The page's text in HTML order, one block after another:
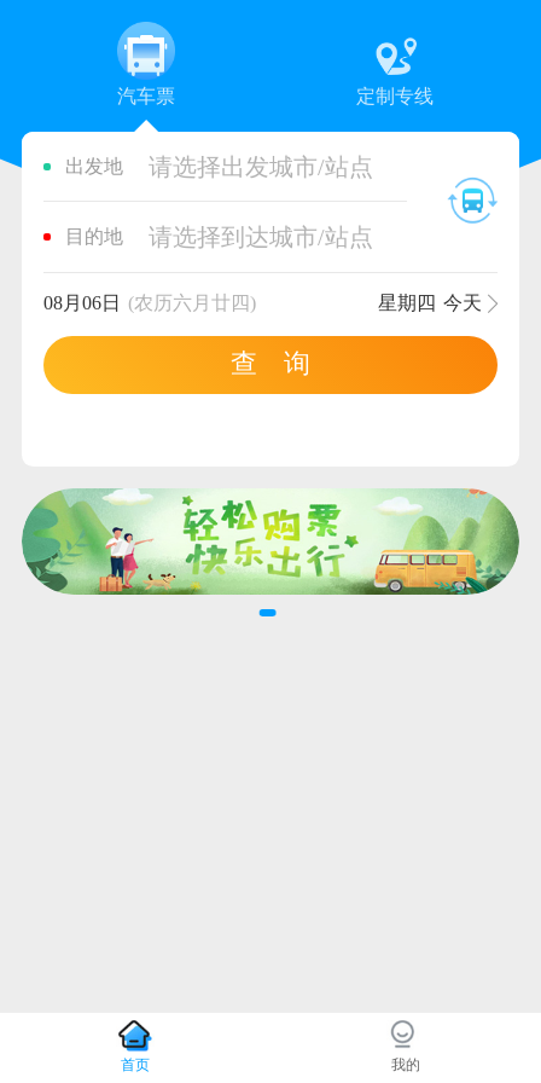
汽车票 定制专线
出发地 请选择出发城市/站点
目的地 请选择到达城市/站点
08月06日 (农历六月廿四) 星期四 今天
查 询
首页 我的